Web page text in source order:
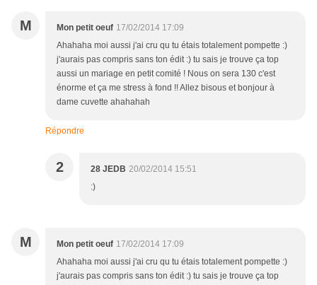
M Mon petit oeuf 17/02/2014 17:09
Ahahaha moi aussi j'ai cru qu tu étais totalement pompette :)
j'aurais pas compris sans ton édit :) tu sais je trouve ça top
aussi un mariage en petit comité ! Nous on sera 130 c'est
énorme et ça me stress à fond !! Allez bisous et bonjour à
dame cuvette ahahahah
Répondre
2 28 JEDB 20/02/2014 15:51
:)
M Mon petit oeuf 17/02/2014 17:09
Ahahaha moi aussi j'ai cru qu tu étais totalement pompette :)
j'aurais pas compris sans ton édit :) tu sais je trouve ça top